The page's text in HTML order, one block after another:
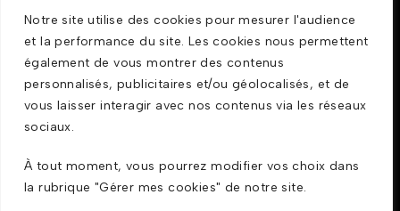
Notre site utilise des cookies pour mesurer l'audience
et la performance du site. Les cookies nous permettent
également de vous montrer des contenus
personnalisés, publicitaires et/ou géolocalisés, et de
vous laisser interagir avec nos contenus via les réseaux
sociaux.
À tout moment, vous pourrez modifier vos choix dans
la rubrique "Gérer mes cookies" de notre site.